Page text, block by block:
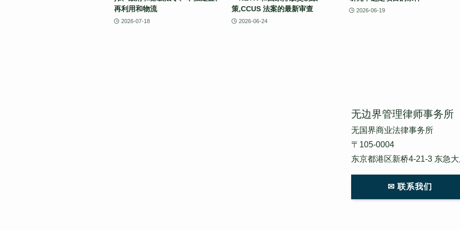
再利用和物流
2026-07-18
策,CCUS 法案的最新审查
2026-06-24
2026-06-19
无边界管理律师事务所
无国界商业法律事务所
〒105-0004
东京都港区新桥4-21-3 东急
✉ 联系我们